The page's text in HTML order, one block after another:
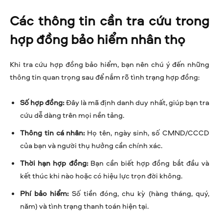
Các thông tin cần tra cứu trong
hợp đồng bảo hiểm nhân thọ
Khi tra cứu hợp đồng bảo hiểm, bạn nên chú ý đến những
thông tin quan trọng sau để nắm rõ tình trạng hợp đồng:
Số hợp đồng:Đây là mã định danh duy nhất, giúp bạn tra
cứu dễ dàng trên mọi nền tảng.
Thông tin cá nhân:Họ tên, ngày sinh, số CMND/CCCD
của bạn và người thụ hưởng cần chính xác.
Thời hạn hợp đồng:Bạn cần biết hợp đồng bắt đầu và
kết thúc khi nào hoặc có hiệu lực trọn đời không.
Phí bảo hiểm:Số tiền đóng, chu kỳ (hàng tháng, quý,
năm) và tình trạng thanh toán hiện tại.